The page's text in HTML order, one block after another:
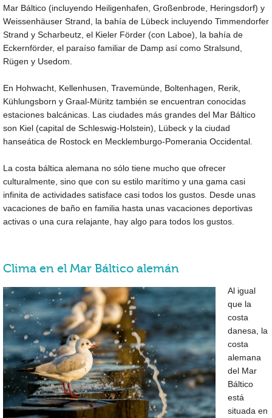
Mar Báltico (incluyendo Heiligenhafen, Großenbrode, Heringsdorf) y
Weissenhäuser Strand, la bahía de Lübeck incluyendo Timmendorfer
Strand y Scharbeutz, el Kieler Förder (con Laboe), la bahía de
Eckernförder, el paraíso familiar de Damp así como Stralsund,
Rügen y Usedom.
En Hohwacht, Kellenhusen, Travemünde, Boltenhagen, Rerik,
Kühlungsborn y Graal-Müritz también se encuentran conocidas
estaciones balcánicas. Las ciudades más grandes del Mar Báltico
son Kiel (capital de Schleswig-Holstein), Lübeck y la ciudad
hanseática de Rostock en Mecklemburgo-Pomerania Occidental.
La costa báltica alemana no sólo tiene mucho que ofrecer
culturalmente, sino que con su estilo marítimo y una gama casi
infinita de actividades satisface casi todos los gustos. Desde unas
vacaciones de baño en familia hasta unas vacaciones deportivas
activas o una cura relajante, hay algo para todos los gustos.
Clima en el Mar Báltico alemán
Al igual
que la
costa
danesa, la
costa
alemana
del Mar
Báltico
está
situada en